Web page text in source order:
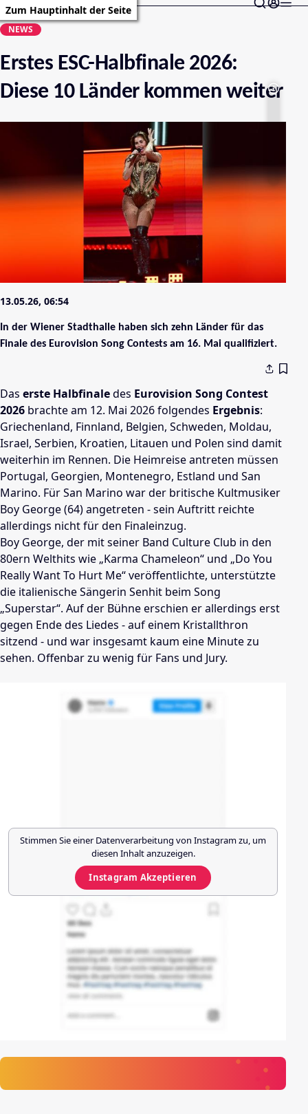
Zum Hauptinhalt der Seite
NEWS
Erstes ESC-Halbfinale 2026:
Diese 10 Länder kommen weiter
13.05.26, 06:54
In der Wiener Stadthalle haben sich zehn Länder für das
Finale des Eurovision Song Contests am 16. Mai qualifiziert.
Das erste Halbfinaledes Eurovision Song Contest
2026 brachte am 12. Mai 2026 folgendes Ergebnis:
Griechenland, Finnland, Belgien, Schweden, Moldau,
Israel, Serbien, Kroatien, Litauen und Polen sind damit
weiterhin im Rennen. Die Heimreise antreten müssen
Portugal, Georgien, Montenegro, Estland und San
Marino. Für San Marino war der britische Kultmusiker
Boy George (64) angetreten - sein Auftritt reichte
allerdings nicht für den Finaleinzug.
Boy George, der mit seiner Band Culture Club in den
80ern Welthits wie „Karma Chameleon“ und „Do You
Really Want To Hurt Me“ veröffentlichte, unterstützte
die italienische Sängerin Senhit beim Song
„Superstar“. Auf der Bühne erschien er allerdings erst
gegen Ende des Liedes - auf einem Kristallthron
sitzend - und war insgesamt kaum eine Minute zu
sehen. Offenbar zu wenig für Fans und Jury.
Stimmen Sie einer Datenverarbeitung von Instagramzu, um
diesen Inhalt anzuzeigen.
Instagram Akzeptieren